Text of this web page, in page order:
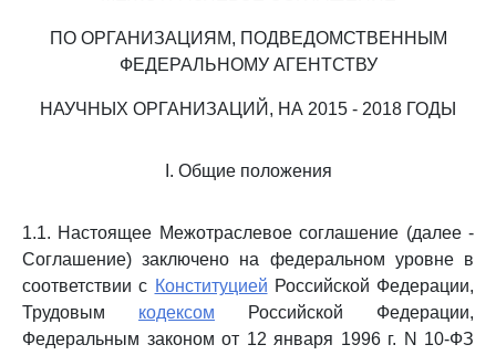
ПО ОРГАНИЗАЦИЯМ, ПОДВЕДОМСТВЕННЫМ
ФЕДЕРАЛЬНОМУ АГЕНТСТВУ
НАУЧНЫХ ОРГАНИЗАЦИЙ, НА 2015 - 2018 ГОДЫ
I. Общие положения
1.1. Настоящее Межотраслевое соглашение (далее -
Соглашение) заключено на федеральном уровне в
соответствии с Конституцией Российской Федерации,
Трудовым кодексом Российской Федерации,
Федеральным законом от 12 января 1996 г. N 10-ФЗ